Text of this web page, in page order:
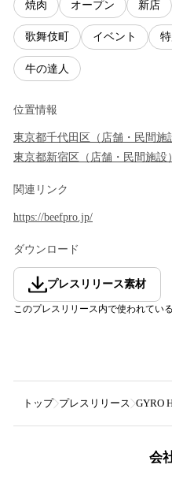
焼肉 オープン 新店
歌舞伎町 イベント
牛の達人
位置情報
東京都千代田区 （ 店舗・民間施
東京都新宿区 （ 店舗・民間施設 ）
関連リンク
https://beefpro.jp/
ダウンロード
プレスリリース素材
このプレスリリース内で使われてい
トップ プレスリリース GYRO
会